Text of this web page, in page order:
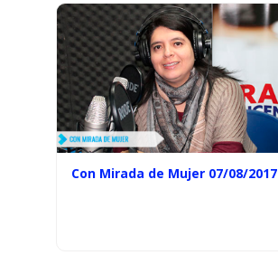
Con Mirada de Mujer 07/08/2017